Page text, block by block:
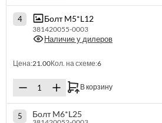
4 Болт M5*L12
381420055-0003
Наличие у дилеров
Цена:21.00Кол. на схеме:6
В корзину
5 Болт M6*L25